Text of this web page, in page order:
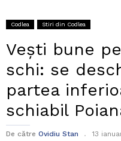
Codlea Stiri din Codlea
Vești bune
schi: se
partea
schiabil
De către Ovidiu Stan 13